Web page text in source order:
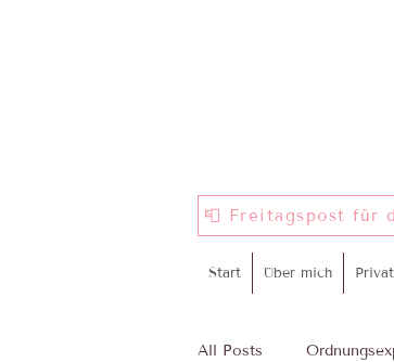
📮 Freitagspost für
Start Über mich
All Posts